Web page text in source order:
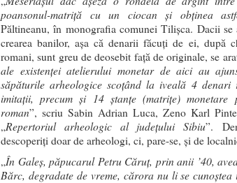
poansonul-matriţă cu un ciocan şi obţinea
Păltineanu, în monografia comunei Tilişca. Dacii
crearea banilor, aşa că denarii făcuţi de ei, după
romani, sunt greu de deosebit faţă de originale, se
ale existenţei atelierului monetar de aici au
săpăturile arheologice scoţând la iveală 4 denari
imitaţii, precum şi 14 ştanţe (matriţe) monetare
roman”, scriu Sabin Adrian Luca, Zeno Karl
„Repertoriul arheologic al jude­ţului Sibiu”.
descoperiţi doar de arheologi, ci, pare-se, şi de
„În Galeş, păpucarul Petru Căruţ, prin anii ’40,
Bărc, degradate de vreme, cărora nu li se